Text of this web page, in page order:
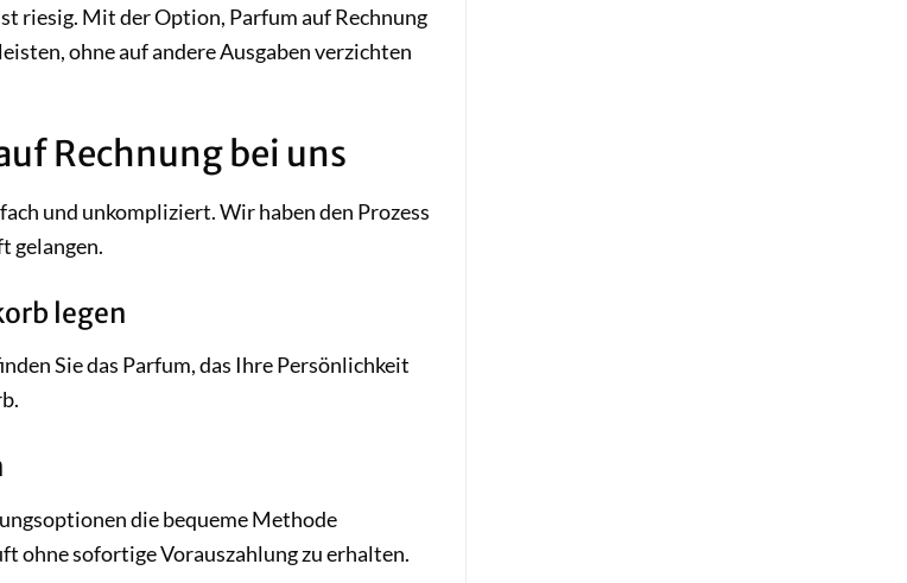
riesig. Mit der Option, Parfum auf Rechnung
ohne auf andere Ausgaben verzichten
Rechnung bei uns
und unkompliziert. Wir haben den Prozess
gelangen.
legen
Sie das Parfum, das Ihre Persönlichkeit
die bequeme Methode
ohne sofortige Vorauszahlung zu erhalten.